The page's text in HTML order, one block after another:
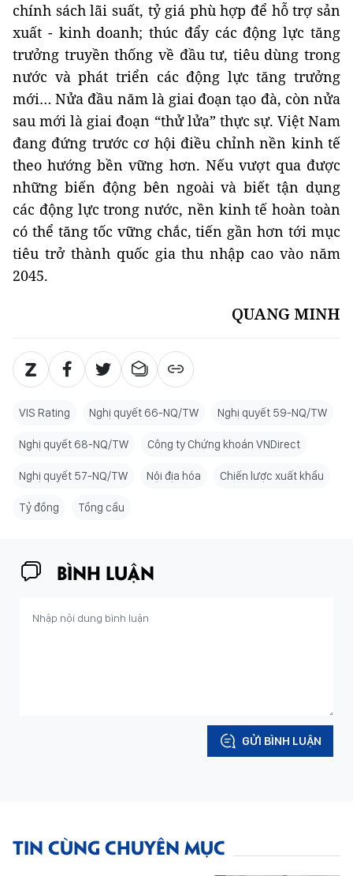
chính sách lãi suất, tỷ giá phù hợp để hỗ trợ sản
xuất - kinh doanh; thúc đẩy các động lực tăng
trưởng truyền thống về đầu tư, tiêu dùng trong
nước và phát triển các động lực tăng trưởng
mới… Nửa đầu năm là giai đoạn tạo đà, còn nửa
sau mới là giai đoạn “thử lửa” thực sự. Việt Nam
đang đứng trước cơ hội điều chỉnh nền kinh tế
theo hướng bền vững hơn. Nếu vượt qua được
những biến động bên ngoài và biết tận dụng
các động lực trong nước, nền kinh tế hoàn toàn
có thể tăng tốc vững chắc, tiến gần hơn tới mục
tiêu trở thành quốc gia thu nhập cao vào năm
2045.
QUANG MINH
VIS Rating Nghị quyết 66-NQ/TW Nghị quyết 59-NQ/TW
Nghị quyết 68-NQ/TW Công ty Chứng khoán VNDirect
Nghị quyết 57-NQ/TW Nội địa hóa Chiến lược xuất khẩu
Tỷ đồng Tổng cầu
BÌNH LUẬN
GỬI BÌNH LUẬN
TIN CÙNG CHUYÊN MỤC